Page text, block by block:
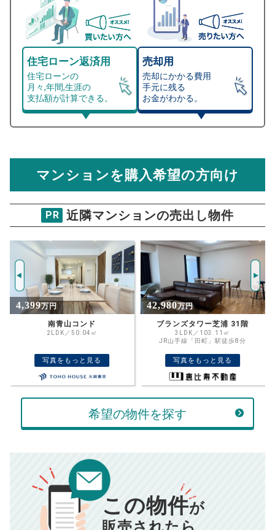
住宅ローン返済用
住宅ローンの
月々,年間,生涯の
支払額が計算できる。
売却用
売却にかかる費用
手元に残る
お金がわかる。
総支払額シミュレーション
計算できます。
物件価格
万円
ご希望の
返済期間
年
住宅ローン
金利
%
ボーナス
返済金額
万円
万円
返済シミュレーション計算結果
毎月の支払額 834
マンション売却シミュレーター
から売却にかかる諸経費が自動で算出され、手元に残る
金額がわかります。
六本木スカイハイツ
試算条件 25㎡・3階
推定売却価格：2870 万円
資金計画のために査定額や希望売却価
格を入力して活用するのもおすすめ◎
売却価格
万円
計算する
00万円
■仲介手数料／ 00万円
■売買契約書印紙／ 0
■抵当権抹消費用／0万円
マンションを購入希望の方向け
PR 近隣マンションの売出し物件
42,980万円
ブランズタワー芝浦 31階
3LDK／103.11㎡
写真をもっと見る
21,480万円
プレイス白金ブライトレジデンス
2LDK／77.89㎡
東京メトロ南北線「白金高輪」駅徒歩2
写真をもっと見る
希望の物件を探す
この物件が